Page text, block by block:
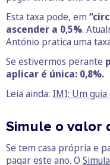
Esta taxa pode, em
ascender a 0,5%.
António pratica uma
Se estivermos perante
aplicar é única: 0,8%.
Leia ainda: IMI: Um
Simule o valor
Se tem casa própria e
pagar este ano. O